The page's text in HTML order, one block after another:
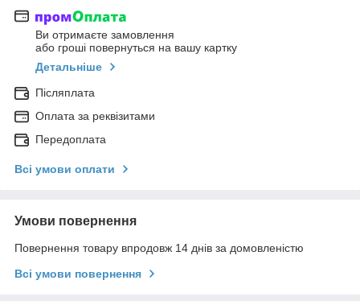
Ви отримаєте замовлення
або гроші повернуться на вашу картку
Детальніше
Післяплата
Оплата за реквізитами
Передоплата
Всі умови оплати
Умови повернення
Повернення товару впродовж 14 днів за домовленістю
Всі умови повернення